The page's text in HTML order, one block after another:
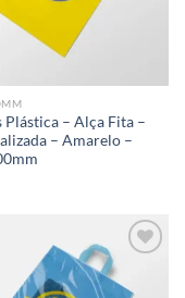
Plástica – Alça Fita –
– Amarelo –